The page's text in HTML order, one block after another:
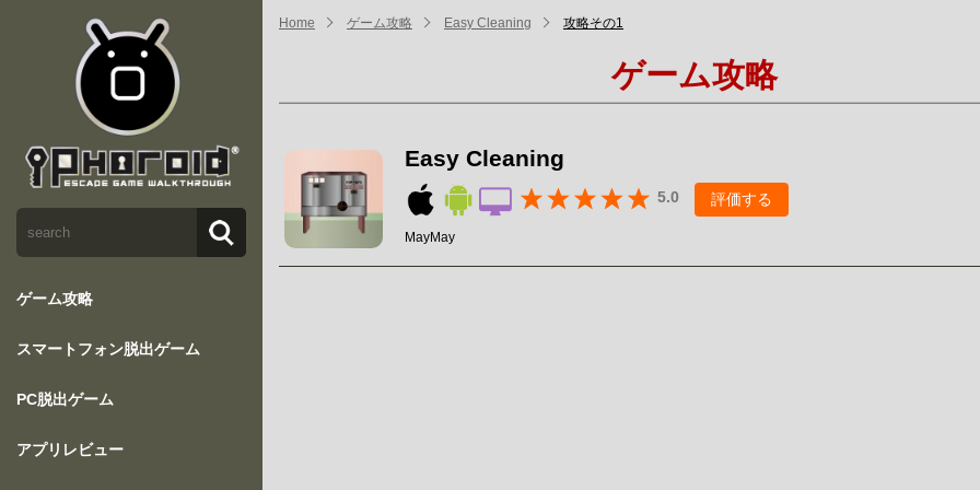
ゲーム攻略
スマートフォン脱出ゲーム
PC脱出ゲーム
アプリレビュー
Home ゲーム攻略 Easy Cleaning 攻略その1
ゲーム攻略
Easy Cleaning
5.0 評価する
MayMay